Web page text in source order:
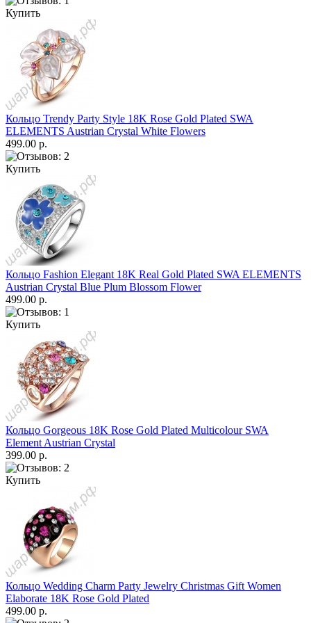
Купить
Кольцо Trendy Party Style 18K Rose Gold Plated SWA
ELEMENTS Austrian Crystal White Flowers
499.00 р.
Купить
Кольцо Fashion Elegant 18K Real Gold Plated SWA ELEMENTS
Austrian Crystal Blue Plum Blossom Flower
499.00 р.
Купить
Кольцо Gorgeous 18K Rose Gold Plated Multicolour SWA
Element Austrian Crystal
399.00 р.
Купить
Кольцо Wedding Charm Party Jewelry Christmas Gift Women
Elaborate 18K Rose Gold Plated
499.00 р.